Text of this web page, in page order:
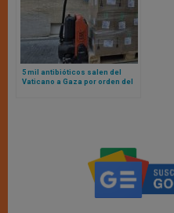
5 mil antibióticos salen del
Vaticano a Gaza por orden del